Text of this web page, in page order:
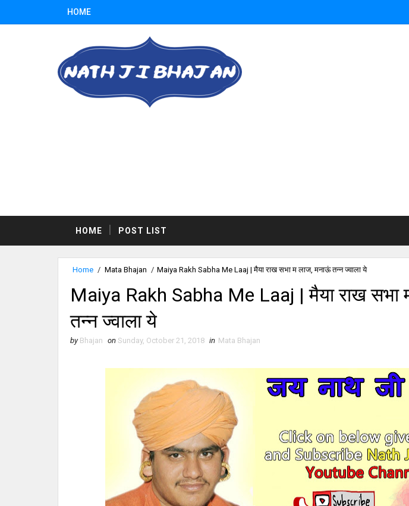
HOME
HOME POST LIST
Home / Mata Bhajan / Maiya Rakh Sabha Me Laaj | मैया राख सभा म लाज, मनाऊं तन्न ज्वाला ये
Maiya Rakh Sabha Me Laaj | मैया राख सभा
तन्न ज्वाला ये
by Bhajan on Sunday, October 21, 2018 in Mata Bhajan